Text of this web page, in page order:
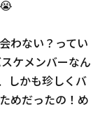
わない？ってい
ケメンバーなん
しかも珍しくバ
めだったの！め